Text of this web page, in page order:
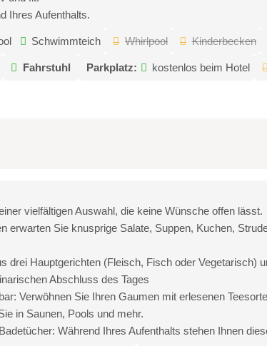
Ihres Aufenthalts.
Schwimmteich Whirlpool Kinderbecken
Fahrstuhl Parkplatz: kostenlos beim Hotel
vielfältigen Auswahl, die keine Wünsche offen lässt.
erwarten Sie knusprige Salate, Suppen, Kuchen,
drei Hauptgerichten (Fleisch, Fisch oder Vegetarisch)
Abschluss des Tages
Verwöhnen Sie Ihren Gaumen mit erlesenen
in Saunen, Pools und mehr.
Während Ihres Aufenthalts stehen Ihnen